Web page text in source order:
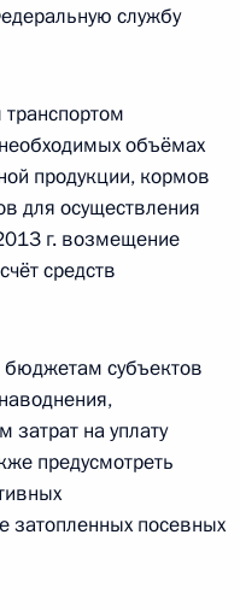
службу
объёмах
продукции, кормов
для осуществления
г. возмещение
средств
бюджетам субъектов
на уплату
предусмотреть
затопленных посевных